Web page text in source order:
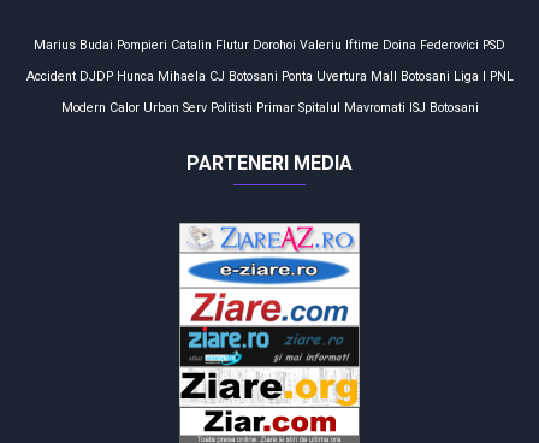
Marius Budai Pompieri Catalin Flutur Dorohoi Valeriu Iftime Doina Federovici PSD
Accident DJDP Hunca Mihaela CJ Botosani Ponta Uvertura Mall Botosani Liga I PNL
Modern Calor Urban Serv Politisti Primar Spitalul Mavromati ISJ Botosani
PARTENERI MEDIA